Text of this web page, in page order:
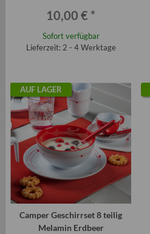
10,00 € *
Sofort verfügbar
Lieferzeit: 2 - 4 Werktage
AUF LAGER
Camper Geschirrset 8 teilig
Melamin Erdbeer